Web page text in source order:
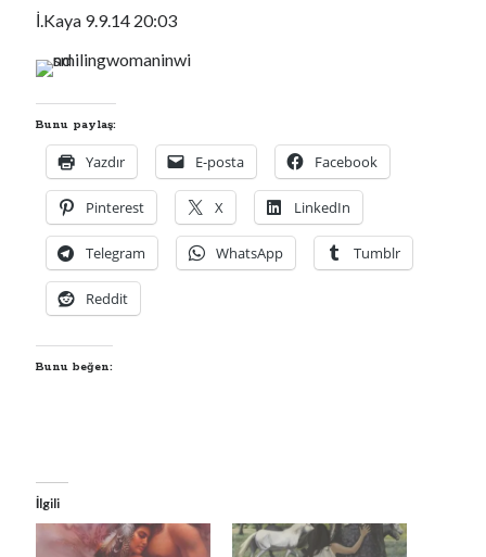
YouTube Kanalımdan Önerilen Video
Video
İ.Kaya 9.9.14 20:03
Bunu paylaş:
Yazdır E-posta Facebook
Pinterest X LinkedIn
Telegram WhatsApp Tumblr
Reddit
Bunu beğen:
İlgili